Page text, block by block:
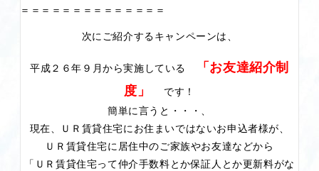
＝＝＝＝＝＝＝＝＝＝＝＝＝＝
次にご紹介するキャンペーンは、
平成２６年９月から実施している
「お友達紹介制
度」
です！
簡単に言うと・・・、
現在、ＵＲ賃貸住宅にお住まいではないお申込者様が、
ＵＲ賃貸住宅に居住中のご家族やお友達などから
「ＵＲ賃貸住宅って仲介手数料とか保証人とか更新料がな